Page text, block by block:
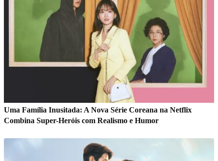
Uma Família Inusitada: A Nova Série Coreana na Netflix
Combina Super-Heróis com Realismo e Humor